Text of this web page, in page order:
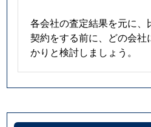
各会社の査定結果を元に、
契約をする前に、どの会社
かりと検討しましょう。